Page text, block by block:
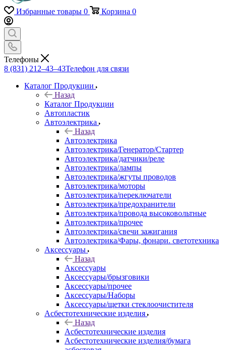
Избранные товары 0 Корзина 0
Телефоны
8 (831) 212–43–43Телефон для связи
Каталог Продукции
Назад
Каталог Продукции
Автопластик
Автоэлектрика
Назад
Автоэлектрика
Автоэлектрика/Генератор/Стартер
Автоэлектрика/датчики/реле
Автоэлектрика/лампы
Автоэлектрика/жгуты проводов
Автоэлектрика/моторы
Автоэлектрика/переключатели
Автоэлектрика/предохранители
Автоэлектрика/провода высоковольтные
Автоэлектрика/прочее
Автоэлектрика/свечи зажигания
Автоэлектрика/Фары, фонари. светотехника
Аксессуары
Назад
Аксессуары
Аксессуары/брызговики
Аксессуары/прочее
Аксессуары/Наборы
Аксессуары/щетки стеклоочистителя
Асбестотехнические изделия
Назад
Асбестотехнические изделия
Асбестотехнические изделия/бумага